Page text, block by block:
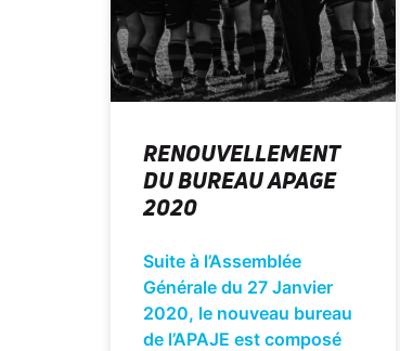
RENOUVELLEMENT
DU BUREAU APAGE
2020
Suite à l’Assemblée
Générale du 27 Janvier
2020, le nouveau bureau
de l’APAJE est composé